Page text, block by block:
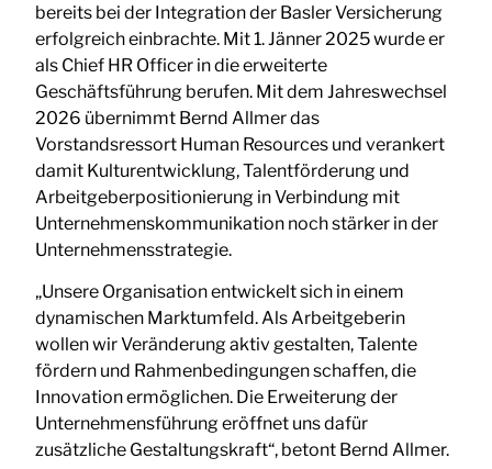
bereits bei der Integration der Basler Versicherung
erfolgreich einbrachte. Mit 1. Jänner 2025 wurde er
als Chief HR Officer in die erweiterte
Geschäftsführung berufen. Mit dem Jahreswechsel
2026 übernimmt Bernd Allmer das
Vorstandsressort Human Resources und verankert
damit Kulturentwicklung, Talentförderung und
Arbeitgeberpositionierung in Verbindung mit
Unternehmenskommunikation noch stärker in der
Unternehmensstrategie.
„Unsere Organisation entwickelt sich in einem
dynamischen Marktumfeld. Als Arbeitgeberin
wollen wir Veränderung aktiv gestalten, Talente
fördern und Rahmenbedingungen schaffen, die
Innovation ermöglichen. Die Erweiterung der
Unternehmensführung eröffnet uns dafür
zusätzliche Gestaltungskraft“, betont Bernd Allmer.